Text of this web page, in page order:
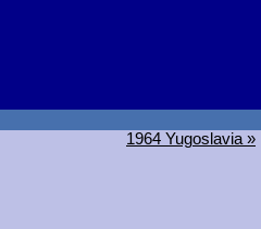
1964 Yugoslavia »